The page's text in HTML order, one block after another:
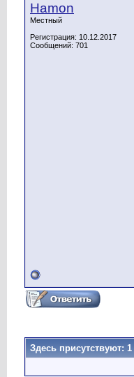
Hamon
Местный
Регистрация: 10.12.2017
Сообщений: 701
Здесь присутствуют: 1